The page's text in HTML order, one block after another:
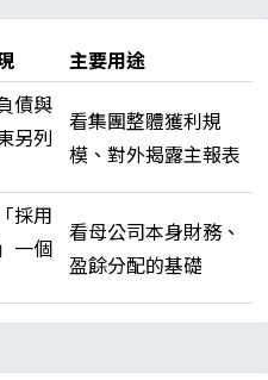
主要用途
債與
另列
看集團整體獲利規
模、對外揭露主報表
採用
一個
看母公司本身財務、
盈餘分配的基礎